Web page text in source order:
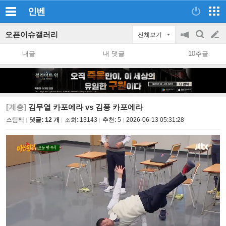
인벤
오픈이슈갤러리 전체보기
공
지
on/off
검
색
글
쓰
내글 내 댓글 10추글
[계층] 김무열 카포에라 vs 김풍 카포에라
스팀팩 댓글: 12 개 조회: 13143 추천: 5 2026-06-13 05:31:28